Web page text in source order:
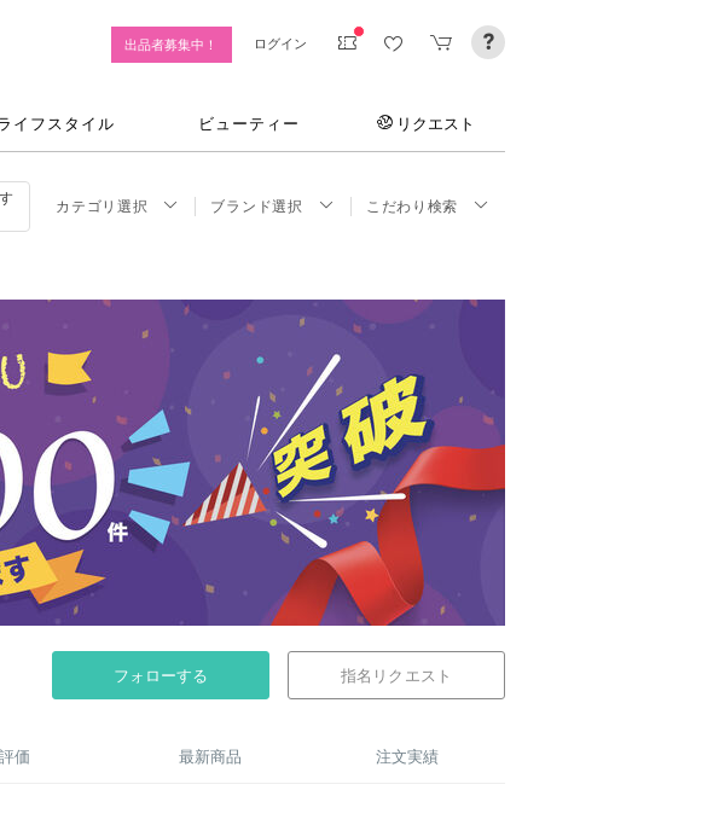
出品者募集中！ ログイン
イフスタイル ビューティー リクエスト
カテゴリ選択 ブランド選択 こだわり検索
フォローする 指名リクエスト
評価 最新商品 注文実績